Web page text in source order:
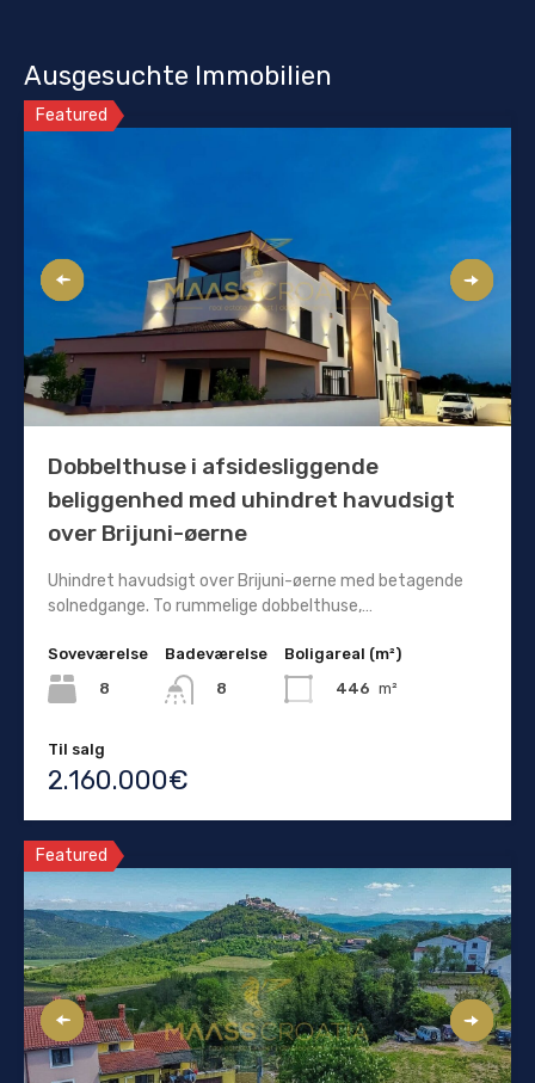
Ausgesuchte Immobilien
Featured
Dobbelthuse i afsidesliggende
beliggenhed med uhindret havudsigt
over Brijuni-øerne
Uhindret havudsigt over Brijuni-øerne med betagende
solnedgange. To rummelige dobbelthuse,…
Soveværelse
8
Badeværelse
8
Boligareal (m²)
446 m²
Til salg
2.160.000€
Featured